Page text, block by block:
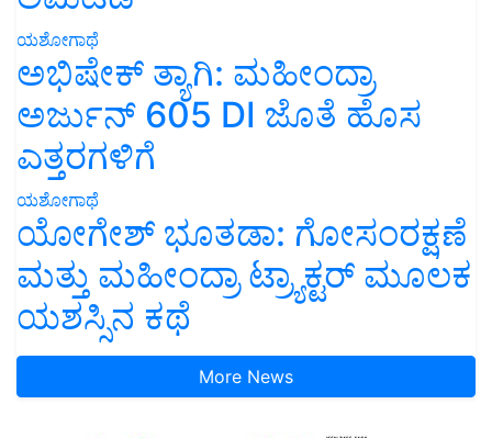
ಯಶೋಗಾಥೆ
ಅಭಿಷೇಕ್ ತ್ಯಾಗಿ: ಮಹೀಂದ್ರಾ
ಅರ್ಜುನ್ 605 DI ಜೊತೆ ಹೊಸ
ಎತ್ತರಗಳಿಗೆ
ಯಶೋಗಾಥೆ
ಯೋಗೇಶ್ ಭೂತಡಾ: ಗೋಸಂರಕ್ಷಣೆ
ಮತ್ತು ಮಹೀಂದ್ರಾ ಟ್ರ್ಯಾಕ್ಟರ್ ಮೂಲಕ
ಯಶಸ್ಸಿನ ಕಥೆ